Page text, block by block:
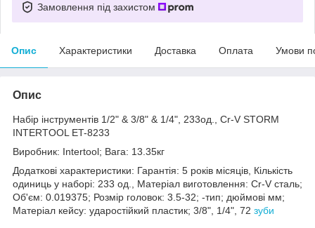
Замовлення під захистом
Опис Характеристики Доставка Оплата Умови
Опис
Набір інструментів 1/2" & 3/8" & 1/4", 233од., Cr-V STORM
INTERTOOL ET-8233
Виробник: Intertool; Вага: 13.35кг
Додаткові характеристики: Гарантія: 5 років місяців, Кількість
одиниць у наборі: 233 од., Матеріал виготовлення: Cr-V сталь;
Об'єм: 0.019375; Розмір головок: 3.5-32; -тип; дюймові мм;
Матеріал кейсу: ударостійкий пластик; 3/8", 1/4", 72 зуби